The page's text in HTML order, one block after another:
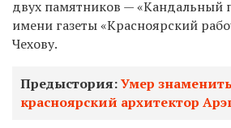
двух памятников — «Кандальный
имени газеты «Красноярский
Чехову.
Предыстория:Умер
красноярский архитектор